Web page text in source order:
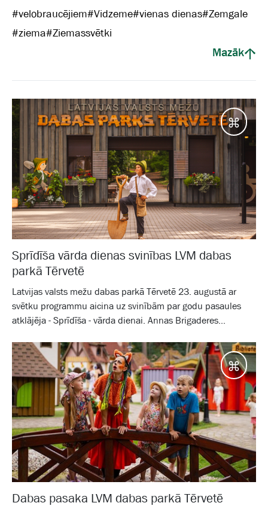
#velobraucējiem#Vidzeme#vienas dienas#Zemgale
#ziema#Ziemassvētki
Mazāk
Sprīdīša vārda dienas svinības LVM dabas
parkā Tērvetē
Latvijas valsts mežu dabas parkā Tērvetē 23. augustā ar
svētku programmu aicina uz svinībām par godu pasaules
atklājēja - Sprīdīša - vārda dienai. Annas Brigaderes...
Dabas pasaka LVM dabas parkā Tērvetē